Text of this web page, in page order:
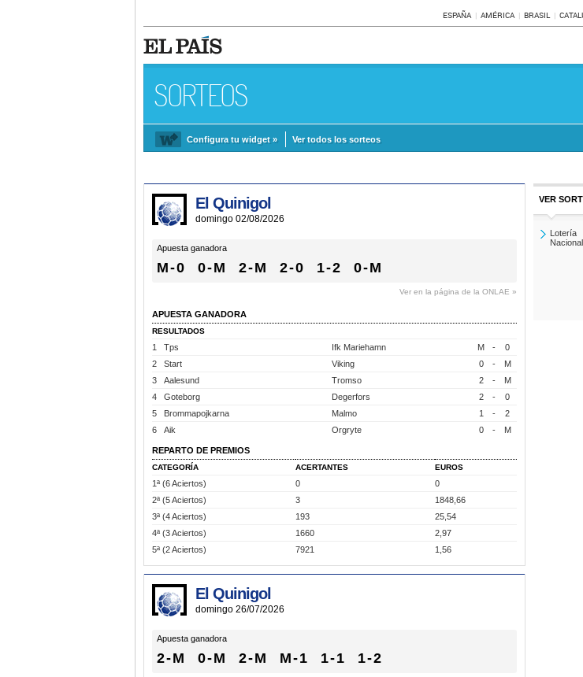
ESPAÑA AMÉRICA BRASIL
SORTEOS
Configura tu widget » Ver todos los sorteos
VER
Lotería
Nacional
El Quinigol
domingo 02/08/2026
Apuesta ganadora
M-0 0-M 2-M 2-0 1-2 0-M
Ver en la página de la ONLAE »
APUESTA GANADORA
RESULTADOS
1 Tps Ifk Mariehamn M -
0
2
Start Viking 0 -
M
3
Aalesund Tromso 2 -
M
4
Goteborg Degerfors 2 -
0
5
Brommapojkarna Malmo 1 -
2
6
Aik Orgryte 0 - M
REPARTO DE PREMIOS
CATEGORÍA ACERTANTES EUROS
1ª (6 Aciertos) 0
0
2ª (5 Aciertos)
3
1848,66
3ª (4 Aciertos)
193
25,54
4ª (3 Aciertos)
1660
2,97
5ª (2 Aciertos)
7921 1,56
El Quinigol
domingo 26/07/2026
Apuesta ganadora
2-M 0-M 2-M M-1 1-1 1-2